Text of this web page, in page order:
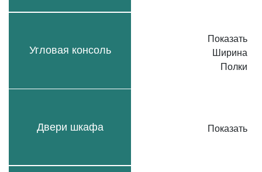
Угловая консоль
Двери шкафа
Показать
Ширина
Полки
Показать